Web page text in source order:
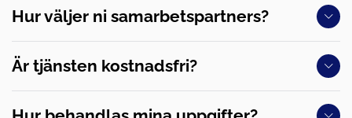
Hur väljer ni samarbetspartners?
Är tjänsten kostnadsfri?